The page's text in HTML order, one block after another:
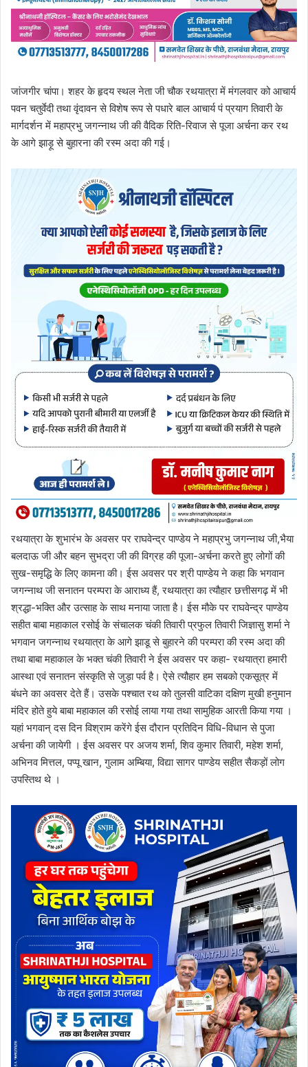
जांजगीर चांपा। शहर के हृदय स्थल नेता जी चौक रथयात्रा में मंगलवार को आचार्य
पवन चतुर्वेदी तथा वृंदावन से विशेष रूप से पधारे बाल आचार्य पं प्रयाग तिवारी के
मार्गदर्शन में महाप्रभु जगन्नाथ जी की वैदिक रिति-रिवाज से पूजा अर्चना कर रथ
के आगे झाड़ू से बुहारना की रस्म अदा की गई।
रथयात्रा के शुभारंभ के अवसर पर राघवेन्द्र पाण्डेय ने महाप्रभु जगन्नाथ जी,भैया
बलदाऊ जी और बहन सुभद्रा जी की विग्रह की पूजा-अर्चना करते हुए लोगों की
सुख-समृद्धि के लिए कामना की। ईस अवसर पर श्री पाण्डेय ने कहा कि भगवान
जगन्नाथ जी सनातन परम्परा के आराध्य हैं, रथयात्रा का त्यौहार छत्तीसगढ़ में भी
श्रद्धा-भक्ति और उत्साह के साथ मनाया जाता है। ईस मौके पर राघवेन्द्र पाण्डेय
सहीत बाबा महाकाल रसोई के संचालक चंकी तिवारी प्रफुल तिवारी जिज्ञासु शर्मा ने
भगवान जगन्नाथ रथयात्रा के आगे झाडू से बुहारने की परम्परा की रस्म अदा की
तथा बाबा महाकाल के भक्त चंकी तिवारी ने ईस अवसर पर कहा- रथयात्रा हमारी
आस्था एवं सनातन संस्कृति से जुड़ा पर्व है। ऐसे त्यौहार हम सबको एकसूत्र में
बंधने का अवसर देते हैं। उसके पश्चात रथ को तुलसी वाटिका दक्षिण मुखी हनुमान
मंदिर होते हुये बाबा महाकाल की रसोई लाया गया तथा सामुहिक आरती किया गया ।
यहां भगवान् दस दिन विश्राम करेंगे ईस दौरान प्रतिदिन विधि-विधान से पुजा
अर्चना की जायेगी । ईस अवसर पर अजय शर्मा, शिव कुमार तिवारी, महेश शर्मा,
अभिनव मित्तल, पप्पू खान, गुलाम अम्बिया, विद्या सागर पाण्डेय सहीत सैकड़ों लोग
उपस्तिथ थे ।